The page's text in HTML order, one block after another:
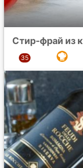
Стир-фрай из